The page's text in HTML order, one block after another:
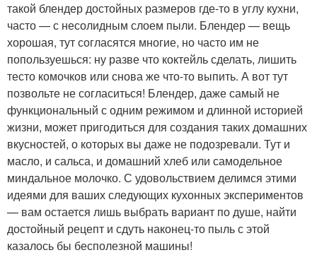
такой блендер достойных размеров где-то в углу кухни,
часто — с несолидным слоем пыли. Блендер — вещь
хорошая, тут согласятся многие, но часто им не
попользуешься: ну разве что коктейль сделать, лишить
тесто комочков или снова же что-то выпить. А вот тут
позвольте не согласиться! Блендер, даже самый не
функциональный с одним режимом и длинной историей
жизни, может пригодиться для создания таких домашних
вкусностей, о которых вы даже не подозревали. Тут и
масло, и сальса, и домашний хлеб или самодельное
миндальное молочко. С удовольствием делимся этими
идеями для ваших следующих кухонных экспериментов
— вам остается лишь выбрать вариант по душе, найти
достойный рецепт и сдуть наконец-то пыль с этой
казалось бы бесполезной машины!